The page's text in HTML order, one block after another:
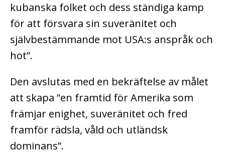
kubanska folket och dess ständiga kamp
för att försvara sin suveränitet och
självbestämmande mot USA:s anspråk och
hot”.
Den avslutas med en bekräftelse av målet
att skapa ”en framtid för Amerika som
främjar enighet, suveränitet och fred
framför rädsla, våld och utländsk
dominans”.